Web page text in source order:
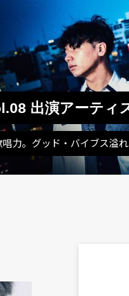
出演アーテ
力。グッド・バイブス溢